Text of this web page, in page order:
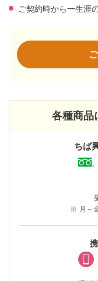
ご契約時から一生涯
各種商品
ちば
※ 月～